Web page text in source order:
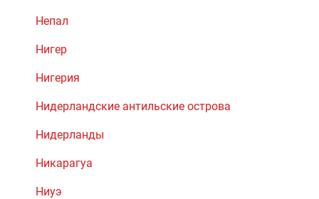
Непал
Нигер
Нигерия
Нидерландские антильские острова
Нидерланды
Никарагуа
Ниуэ